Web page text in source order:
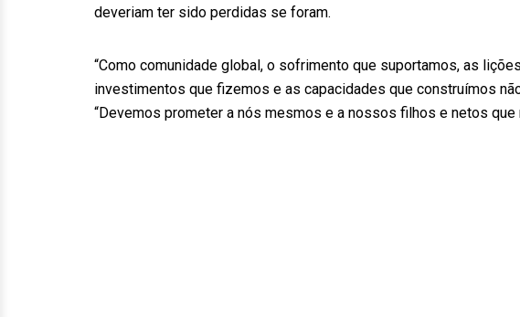
deveriam ter sido perdidas se foram.
“Como comunidade global, o sofrimento que suportamos, as
investimentos que fizemos e as capacidades que construímos
“Devemos prometer a nós mesmos e a nossos filhos e netos